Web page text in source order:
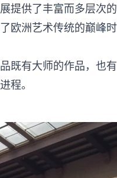
提供了丰富而多层次
欧洲艺术传统的巅峰
既有大师的作品，也
程。